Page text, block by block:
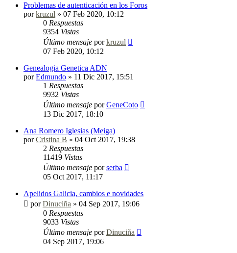
Problemas de autenticación en los Foros
porkruzul » 07 Feb 2020, 10:12
0 Respuestas
9354 Vistas
Último mensaje porkruzul
07 Feb 2020, 10:12
Genealogia Genetica ADN
porEdmundo » 11 Dic 2017, 15:51
1 Respuestas
9932 Vistas
Último mensaje porGeneCoto
13 Dic 2017, 18:10
Ana Romero Iglesias (Meiga)
porCristina B » 04 Oct 2017, 19:38
2 Respuestas
11419 Vistas
Último mensaje porserba
05 Oct 2017, 11:17
Apelidos Galicia, cambios e novidades
porDinuciña » 04 Sep 2017, 19:06
0 Respuestas
9033 Vistas
Último mensaje porDinuciña
04 Sep 2017, 19:06